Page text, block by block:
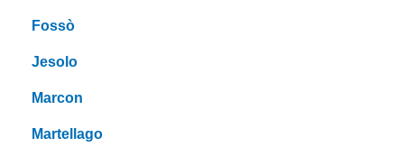
Fossò
Jesolo
Marcon
Martellago